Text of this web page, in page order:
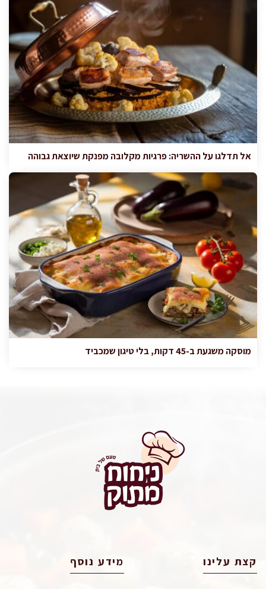
אל תדלגו על ההשריה: פרגיות מקלובה מפנקת שיוצאת גבוהה
מוסקה משגעת ב-45 דקות, בלי טיגון שמכביד
קצת עלינו מידע נוסף